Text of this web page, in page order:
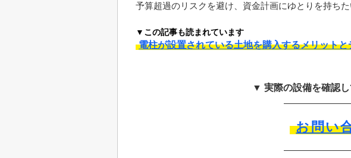
予算超過のリスクを避け、資金計画にゆとりを持ち
▼この記事も読まれています
電柱が設置されている土地を購入するメリット
▼ 実際の設備を確認
お問い